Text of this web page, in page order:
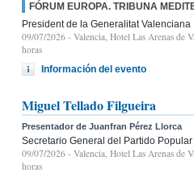
FÓRUM EUROPA. TRIBUNA
President de la Generalitat Valenciana
09/07/2026 - Valencia, Hotel Las Arenas de
horas
Información del evento
Miguel Tellado Filgueira
Presentador de Juanfran Pérez Llorca
Secretario General del Partido Popular
09/07/2026 - Valencia, Hotel Las Arenas de
horas